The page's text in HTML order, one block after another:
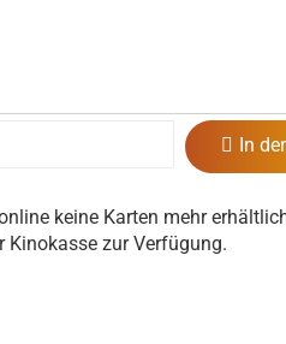
In
keine Karten mehr
Kinokasse zur Verfügung.